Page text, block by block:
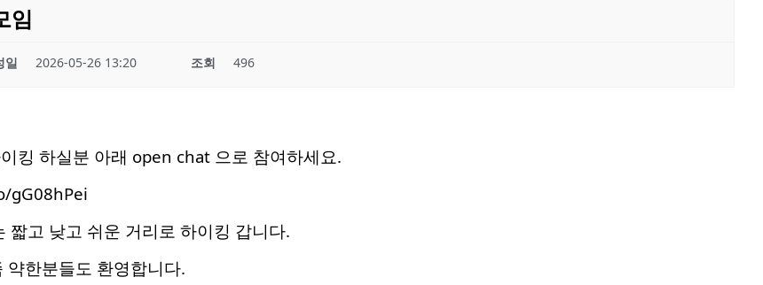
임
일 2026-05-26 13:20 조회 496
킹 하실분 아래 open chat 으로 참여하세요.
gG08hPei
짧고 낮고 쉬운 거리로 하이킹 갑니다.
한분들도 환영합니다.